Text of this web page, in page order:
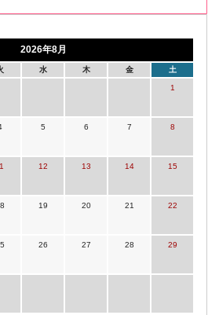
2026年8月
水 木 金 土
1
5 6 7 8
12 13 14 15
19 20 21 22
26 27 28 29